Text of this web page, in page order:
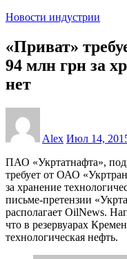
Новости индустрии
«Приват»
94 млн грн за
нет
Alex Июл 14,
ПАО «Укртатнафта»,
требует от ОАО
за хранение
письме-претензии
располагает OilNews.
что в резервуарах
технологическая нефть.